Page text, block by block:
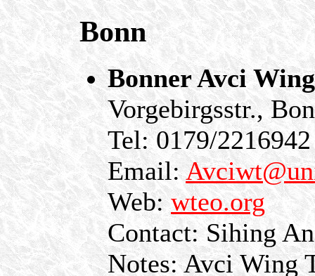
Bonn
Bonner Avci
Vorgebirgsstr.,
Tel: 0179/2216942
Email:
Web:wteo.org
Contact: Sihing
Notes: Avci Wing